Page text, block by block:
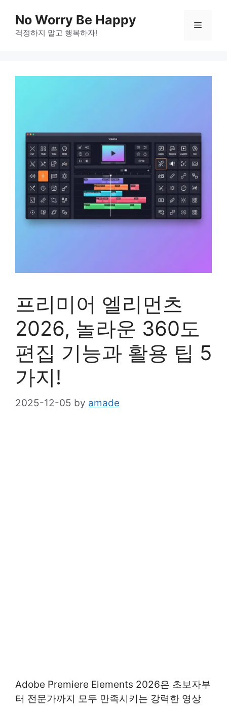
content
No Worry Be Happy
걱정하지 말고 행복하자!
Menu
프리미어 엘리먼츠
2026, 놀라운 360도
편집 기능과 활용 팁 5
가지!
2025-12-05 by amade
Adobe Premiere Elements 2026은 초보자부
터 전문가까지 모두 만족시키는 강력한 영상